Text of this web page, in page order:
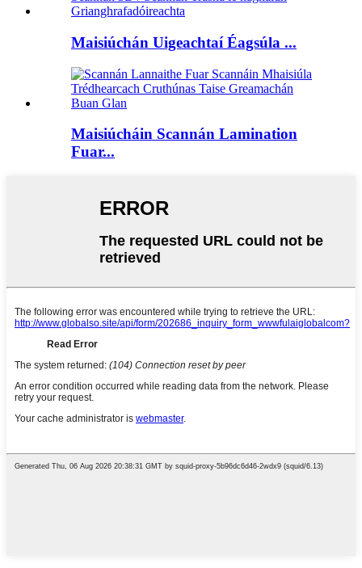
Maisiúchán Uigeachtaí Éagsúla ...
Maisiúcháin Scannán Lamination
Fuar...